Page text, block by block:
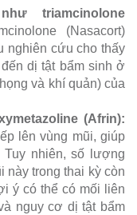
triamcinolone
(Nasacort)
nghiên cứu cho thấy
dị tật bẩm sinh ở
và khí quản) của
(Afrin):
lên vùng mũi, giúp
Tuy nhiên, số lượng
này trong thai kỳ còn
ý có thể có mối liên
nguy cơ dị tật bẩm